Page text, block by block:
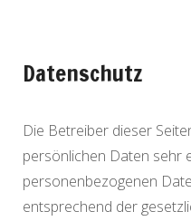
Datenschutz
Die Betreiber dieser
persönlichen Daten sehr
personenbezogenen
entsprechend der